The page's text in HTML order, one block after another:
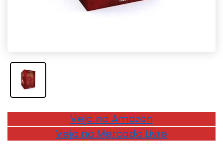
Veja na Amazon
Veja no Mercado Livre